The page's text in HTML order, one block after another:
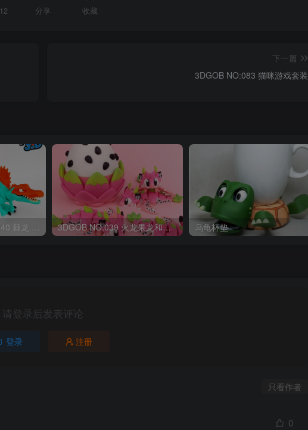
12 分享 收藏
下一篇
3DGOB NO:083 猫咪游戏套装
3DGOB NO:039 火龙果龙和龙蛋 DragonFruit_MiniDragon 乌龟杯垫
请登录后发表评论
登录 注册
只看作者
0